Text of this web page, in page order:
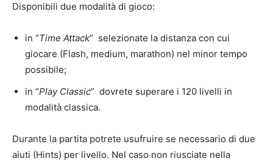
Disponibili due modalità di gioco:
in “Time Attack” selezionate la distanza con cui
giocare (Flash, medium, marathon) nel minor tempo
possibile;
in “Play Classic” dovrete superare i 120 livelli in
modalità classica.
Durante la partita potrete usufruire se necessario di due
aiuti (Hints) per livello. Nel caso non riusciate nella